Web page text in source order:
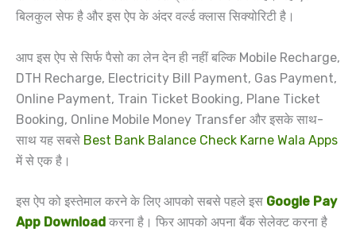
बिलकुल सेफ है और इस ऐप के अंदर वर्ल्ड क्लास सिक्योरिटी है।
आप इस ऐप से सिर्फ पैसो का लेन देन ही नहीं बल्कि Mobile Recharge,
DTH Recharge, Electricity Bill Payment, Gas Payment,
Online Payment, Train Ticket Booking, Plane Ticket
Booking, Online Mobile Money Transfer और इसके साथ-
साथ यह सबसे Best Bank Balance Check Karne Wala Apps
में से एक है।
इस ऐप को इस्तेमाल करने के लिए आपको सबसे पहले इस Google Pay
App Download करना है। फिर आपको अपना बैंक सेलेक्ट करना है